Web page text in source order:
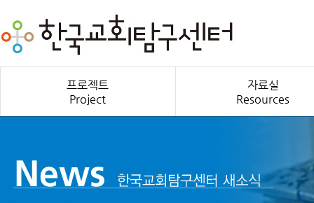
프로젝트
Project
자료실
Resources